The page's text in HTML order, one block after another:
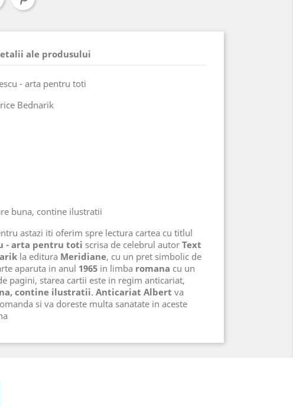
ale produsului
- arta pentru toti
Bednarik
buna, contine ilustratii
astazi iti oferim spre lectura cartea cu titlul
- arta pentru toti scrisa de celebrul autor Text
la editura Meridiane, cu un pret simbolic de
aparuta in anul 1965 in limba romana cu un
pagini, starea cartii este in regim anticariat,
contine ilustratii. Anticariat Albert va
si va doreste multa sanatate in aceste